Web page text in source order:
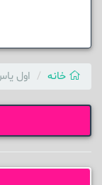
خانه اول یاس